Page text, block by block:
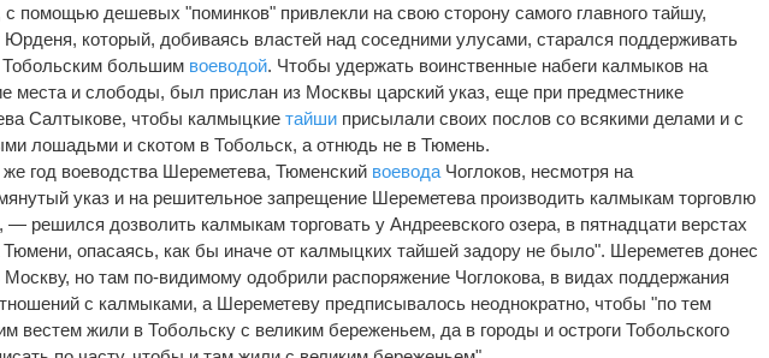
помощью дешевых "поминков" привлекли на свою сторону самого главного тайшу,
Юрденя, который, добиваясь властей над соседними улусами, старался поддерживать
большим воеводой. Чтобы удержать воинственные набеги калмыков на
места и слободы, был прислан из Москвы царский указ, еще при предместнике
Салтыкове, чтобы калмыцкиетайши присылали своих послов со всякими делами и с
лошадьми и скотом в Тобольск, а отнюдь не в Тюмень.
год воеводства Шереметева, Тюменский воевода Чоглоков, несмотря на
указ и на решительное запрещение Шереметева производить калмыкам торговлю
— решился дозволить калмыкам торговать у Андреевского озера, в пятнадцати верстах
Тюмени, опасаясь, как бы иначе от калмыцких тайшей задору не было". Шереметев донес
но там по-видимому одобрили распоряжение Чоглокова, в видах поддержания
с калмыками, а Шереметеву предписывалось неоднократно, чтобы "по тем
вестем жили в Тобольску с великим береженьем, да в городы и остроги Тобольского